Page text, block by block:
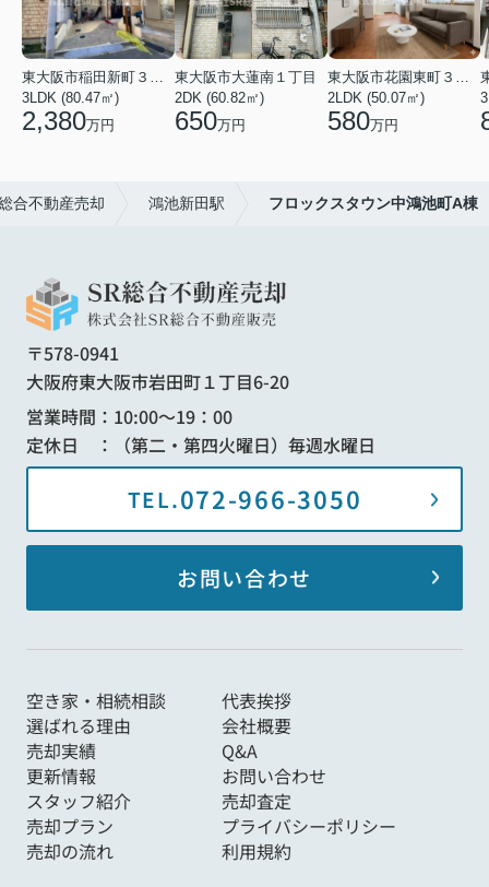
3LDK (80.47㎡)
2,380万円
東大阪市大蓮南１丁目
2DK (60.82㎡)
650万円
2LDK (50.07㎡)
580万円
合不動産売却 鴻池新田駅 フロックスタウン中鴻池町A棟
〒578-0941
大阪府東大阪市岩田町１丁目6-20
営業時間：10:00～19：00
定休日 ：（第二・第四火曜日）毎週水曜日
TEL.072-966-3050
お問い合わせ
空き家・相続相談
代表挨拶
選ばれる理由
会社概要
売却実績
Q&A
更新情報
お問い合わせ
スタッフ紹介
売却査定
売却プラン
プライバシーポリシー
売却の流れ
利用規約